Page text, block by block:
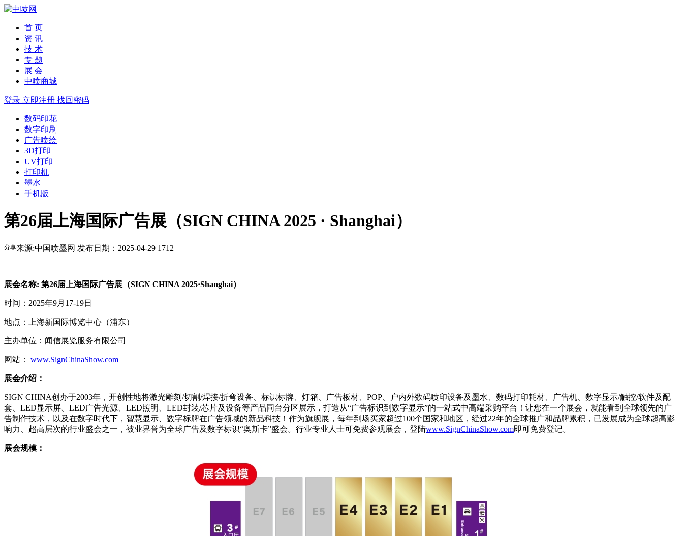
首 页
资 讯
技 术
专 题
展 会
中喷商城
登录 立即注册 找回密码
数码印花
数字印刷
广告喷绘
3D打印
UV打印
打印机
墨水
手机版
第26届上海国际广告展（SIGN CHINA 2025 · Shanghai）
来源:中国喷墨网 发布日期：2025-04-29 1712
分享
展会名称: 第26届上海国际广告展（SIGN CHINA 2025·Shanghai）
时间：2025年9月17-19日
地点：上海新国际博览中心（浦东）
主办单位：闻信展览服务有限公司
网站： www.SignChinaShow.com
展会介绍：
SIGN CHINA创办于2003年，开创性地将激光雕刻/切割/焊接/折弯设备、标识标牌、灯箱、广告板材、POP、户内外数码喷印设备及墨水、数码打印耗材、广告机、数字显示/触控/软件及配
套、LED显示屏、LED广告光源、LED照明、LED封装/芯片及设备等产品同台分区展示，打造从“广告标识到数字显示”的一站式中高端采购平台！让您在一个展会，就能看到全球领先的广
告制作技术，以及在数字时代下，智慧显示、数字标牌在广告领域的新品科技！作为旗舰展，每年到场买家超过100个国家和地区，经过22年的全球推广和品牌累积，已发展成为全球超高影
响力、超高层次的行业盛会之一，被业界誉为全球广告及数字标识“奥斯卡”盛会。行业专业人士可免费参观展会，登陆www.SignChinaShow.com即可免费登记。
展会规模：